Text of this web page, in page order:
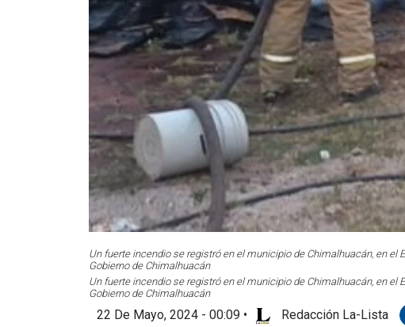
Un fuerte incendio se registró en el municipio de Chimalhuacán, en
Gobierno de Chimalhuacán
Un fuerte incendio se registró en el municipio de Chimalhuacán, en
Gobierno de Chimalhuacán
22 De Mayo, 2024 - 00:09 • Redacción La-Lista